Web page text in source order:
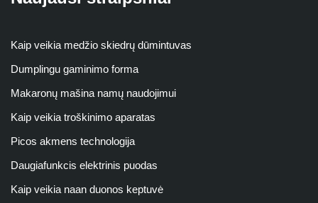
Kaip veikia medžio skiedrų dūmintuvas
Dumplingu gaminimo forma
Makaronų mašina namų naudojimui
Kaip veikia troškinimo aparatas
Picos akmens technologija
Daugiafunkcis elektrinis puodas
Kaip veikia naan duonos keptuvė